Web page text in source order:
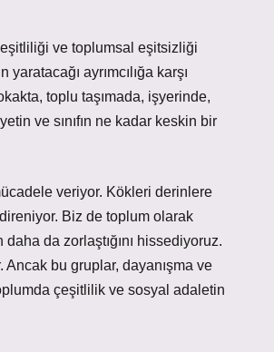
ve toplumsal eşitsizliği
ayrımcılığa karşı
toplu taşımada, işyerinde,
ve sınıfın ne kadar keskin bir
veriyor. Kökleri derinlere
Biz de toplum olarak
da zorlaştığını hissediyoruz.
bu gruplar, dayanışma ve
çeşitlilik ve sosyal adaletin